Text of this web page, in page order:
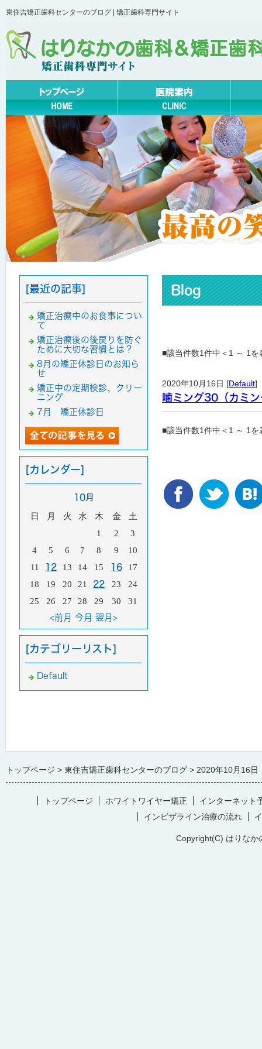
東住吉矯正歯科センターのブログ | 矯正歯科専門サイト
Blog
■該当件数1件中＜1 ～ 1を
2020年10月16日 [Default]
噛ミング30（カミ
■該当件数1件中＜1 ～ 1を
[最近の記事]
矯正治療中のお食事につい
て
矯正治療後の後戻りを防ぐ
ために大切な習慣とは？
8月の矯正休診日のお知ら
せ
矯正中の定期検診、クリー
ニング
7月 矯正休診日
[カレンダー]
10月
日 月 火 水 木 金
土
1
2
3
4
5 6 7 8 9
10
11
12 13 14 15 16
17
18
19 20 21 22 23
24
25
26 27 28 29 30 31
<前月 今月 翌月>
[カテゴリーリスト]
Default
トップページ 東住吉矯正歯科センターのブログ 2020年10月16日
トップページ ホワイトワイヤー矯正
インターネット
インビザライン治療の流れ
Copyright(C) はりなか